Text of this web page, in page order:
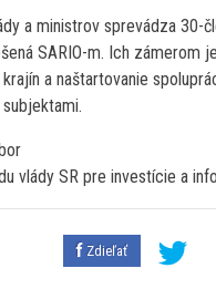
a ministrov sprevádza 30-
SARIO-m. Ich zámerom
a naštartovanie
vlády SR pre investície a
Zdieľať